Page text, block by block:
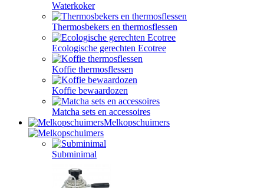
Waterkoker
Thermosbekers en thermosflessen
Ecologische gerechten Ecotree
Koffie thermosflessen
Koffie bewaardozen
Matcha sets en accessoires
Melkopschuimers
Subminimal